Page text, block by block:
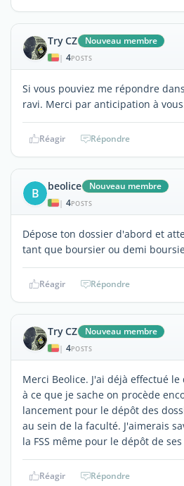
Try CZ Nouveau membre
| 4POSTS
Si vous pouviez me répondre
ravi. Merci par anticipation à
Réagir Répondre
B beolice Nouveau membre
| 4POSTS
Dépose ton dossier d'abord et
tant que boursier ou demi
Réagir Répondre
Try CZ Nouveau membre
| 4POSTS
Merci Beolice. J'ai déjà effectué
à ce que je sache on procède
lancement pour le dépôt des
au sein de la faculté. J'aimerais
la FSS même pour le dépôt de
Réagir Répondre